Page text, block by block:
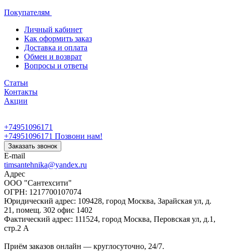
Покупателям
Личный кабинет
Как оформить заказ
Доставка и оплата
Обмен и возврат
Вопросы и ответы
Статьи
Контакты
Акции
+74951096171
+74951096171 Позвони нам!
Заказать звонок
E-mail
timsantehnika@yandex.ru
Адрес
ООО "Сантехсити"
ОГРН: 1217700107074
Юридический адрес: 109428, город Москва, Зарайская ул, д.
21, помещ. 302 офис 1402
Фактический адрес: 111524, город Москва, Перовская ул, д.1,
стр.2 А
Приём заказов онлайн — круглосуточно, 24/7.